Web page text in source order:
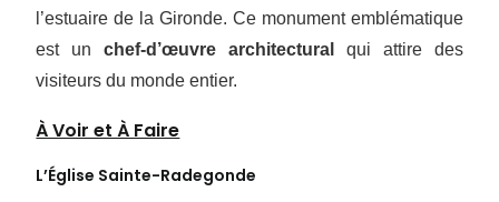
l’estuaire de la Gironde. Ce monument emblématique
est unchef-d’œuvre architectural
qui attire des
visiteurs du monde entier.
À Voir et À Faire
L’Église Sainte-Radegonde